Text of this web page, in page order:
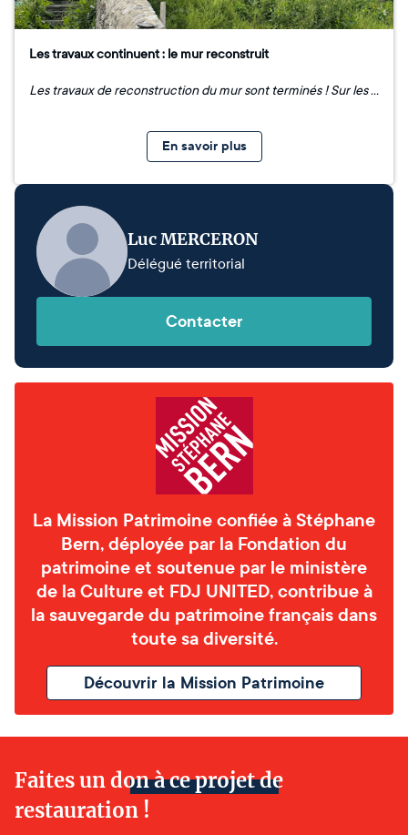
Les travaux continuent : le mur reconstruit
Les travaux de reconstruction du mur sont terminés ! Sur les photos, voyez l'état des lieux avant sa reconstruction. Sur la vue d'ensemble, le mur effondré est visible sur la droite. Les travaux de terrassement progressent comme prévu. La remise en état de l’arche est actuellement en cours. Le lieu sera ouvert dans le cadre des Journées européennes du patrimoine en septembre 2026, et en attendant, pour les plus curieux, les demandes spontanées de visite du public sont possibles, mais limitées pour des raisons de sécurité.
En savoir plus
Luc MERCERON
Délégué territorial
Contacter
La Mission Patrimoine confiée à Stéphane
Bern, déployée par la Fondation du
patrimoine et soutenue par le ministère
de la Culture et FDJ UNITED, contribue à
la sauvegarde du patrimoine français dans
toute sa diversité.
Découvrir la Mission Patrimoine
Faites un don à ce projet de
restauration !